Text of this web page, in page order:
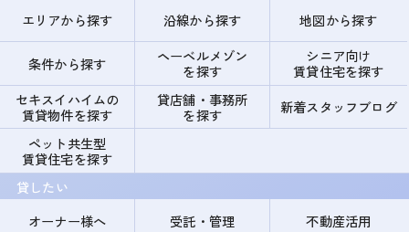
エリアから探す
沿線から探す 地図から探す
条件から探す
ヘーベルメゾン
を探す
シニア向け
賃貸住宅を探す
セキスイハイムの
賃貸物件を探す
貸店舗・事務所
を探す
新着スタッフブログ
ペット共生型
賃貸住宅を探す
貸したい
オーナー様へ
受託・管理 不動産活用